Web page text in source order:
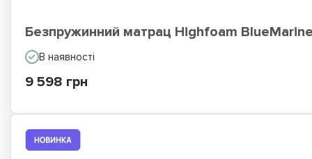
Безпружинний матрац Highfoam
В наявності
9 598 грн